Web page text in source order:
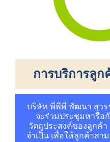
การบริการลูก
บริษัท พีพีพี พัฒนา สุว
จะร่วมประชุมหารือ
วัตถุประสงค์ของลูกค้
จำเป็น เพื่อให้ลูกค้าสา